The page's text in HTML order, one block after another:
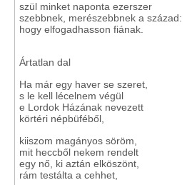
szül minket naponta ezerszer
szebbnek, merészebbnek a század:
hogy elfogadhasson fiának.
Ártatlan dal
Ha már egy haver se szeret,
s le kell lécelnem végül
e Lordok Házának nevezett
körtéri népbüféből,
kiiszom magányos söröm,
mit heccből nekem rendelt
egy nő, ki aztán elköszönt,
rám testálta a cehhet,